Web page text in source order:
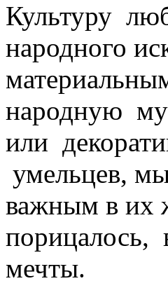
Культуру
народного
народную
или
умельцев,
важным в их
порицалось,
мечты.